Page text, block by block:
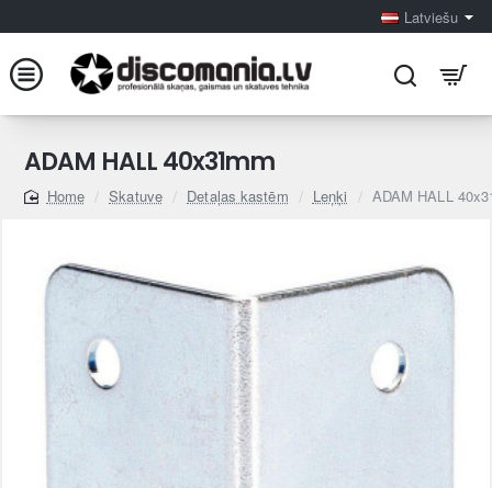
Latviešu
ADAM HALL 40x31mm
home
Skatuve Detaļas kastēm Leņķi ADAM HALL